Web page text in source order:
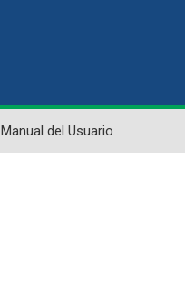
Manual del Usuario